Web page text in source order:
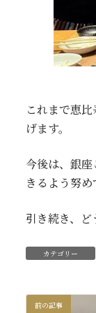
これまで恵
げます。
今後は、銀
きるよう努め
引き続き、ど
カテゴリー
前の記事